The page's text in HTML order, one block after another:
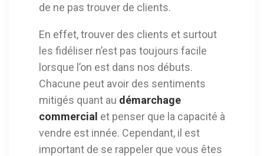
de ne pas trouver de clients.
En effet, trouver des clients et surtout
les fidéliser n’est pas toujours facile
lorsque l’on est dans nos débuts.
Chacune peut avoir des sentiments
mitigés quant au démarchage
commercial et penser que la capacité à
vendre est innée. Cependant, il est
important de se rappeler que vous êtes